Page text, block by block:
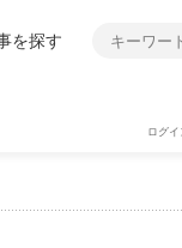
を探す
ログ